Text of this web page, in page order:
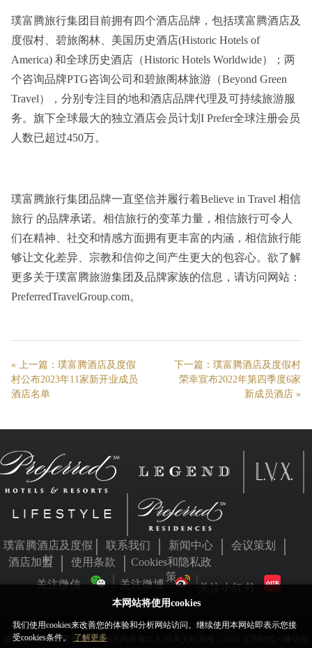
本网站将使用cookies
我们使用cookies来改善您的体验和分析网站访问。继续使用本网站即表示您接
受cookies条件。
了解更多
璞富腾旅行集团目前拥有四个酒店品牌，包括璞富腾酒店及
度假村、碧旅阁林、美国历史酒店(Historic Hotels of
America) 和全球历史酒店（Historic Hotels Worldwide）；两
个咨询品牌PTG咨询公司和碧旅阁林旅游（Beyond Green
Travel），分别专注目的地和酒店品牌代理及可持续旅游服
务。旗下全球最大的独立酒店会员计划I Prefer全球注册会员
人数已超过450万。
璞富腾旅行集团品牌一直坚信并履行着Believe in Travel 相信
旅行 的品牌承诺。相信旅行的变革力量，相信旅行可令人
们在精神、社交和情感方面拥有更丰富的内涵，相信旅行能
够让文化差异、宗教和信仰之间产生更大的包容心。欲了解
更多关于璞富腾旅游集团及品牌家族的信息，请访问网站：
PreferredTravelGroup.com。
« 上一篇： 璞富腾酒店及度假
村公布2023年11家新开业成员
酒店名单
下一篇： 璞富腾酒店及度假村
荣幸宣布2022年第四季度6家
新成员酒店 »
璞富腾酒店及度假
村
联系我们 新闻中心
会议策划
酒店加盟
使用条款
Cookies和隐私政
策
关注微信 关注微博 关注小红书
如本站内容与璞富腾英文站相关内容有出入,以英文站为准! | 2026 北京时代一峰信息